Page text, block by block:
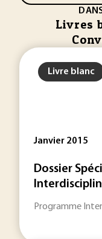
Livres
Livre blanc
Janvier 2015
Dossier
Programme